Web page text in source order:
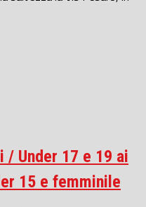
/ Under 17 e 19 ai
15 e femminile